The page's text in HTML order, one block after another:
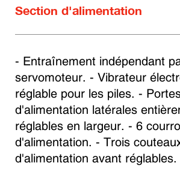
Section d'alimentation
- Entraînement indépendant
servomoteur. - Vibrateur
réglable pour les piles. -
d'alimentation latérales
réglables en largeur. - 6
d'alimentation. - Trois
d'alimentation avant réglables.